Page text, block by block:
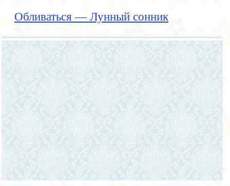
Обливаться — Лунный сонник